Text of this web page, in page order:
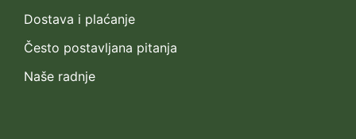
Dostava i plaćanje
Često postavljana pitanja
Naše radnje